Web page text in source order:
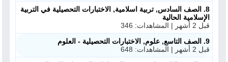
8. الصف السادس, تربية اسلامية, الاختبارات التحصيلية في التربية
الإسلامية الحالية
قبل 2 أشهر | المشاهدات: 346
9. الصف التاسع, علوم, الاختبارات التحصيلية - العلوم
قبل 2 أشهر | المشاهدات: 648